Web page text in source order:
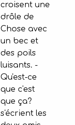
croisent une
drôle de
Chose avec
un bec et
des poils
luisants. -
Qu'est-ce
que c'est
que ça?
s'écrient les